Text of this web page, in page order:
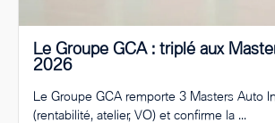
Le Groupe GCA : triplé aux
2026
Le Groupe GCA remporte 3 Masters Auto
(rentabilité, atelier, VO) et confirme la ...